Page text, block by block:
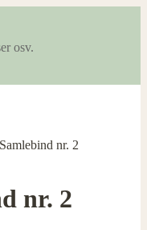
osv.
nr. 2
nr. 2